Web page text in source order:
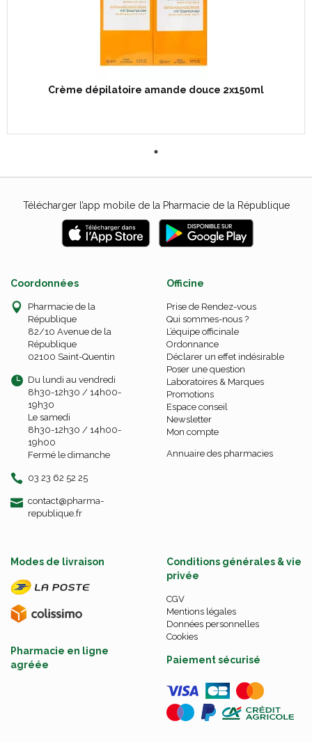
Crème dépilatoire amande douce 2x150ml
Télécharger l’app mobile de la Pharmacie de la République
Coordonnées
Pharmacie de la
République
82/10 Avenue de la
République
02100 Saint-Quentin
Du lundi au vendredi
8h30-12h30 / 14h00-
19h30
Le samedi
8h30-12h30 / 14h00-
19h00
Fermé le dimanche
03 23 62 52 25
contact-
@-
pharma-
republique.fr
Officine
Prise de Rendez-vous
Qui sommes-nous ?
L’équipe officinale
Ordonnance
Déclarer un effet indésirable
Poser une question
Laboratoires & Marques
Promotions
Espace conseil
Newsletter
Mon compte
Annuaire des pharmacies
Modes de livraison
Pharmacie en ligne
agréée
Conditions générales & vie
privée
CGV
Mentions légales
Données personnelles
Cookies
Paiement sécurisé